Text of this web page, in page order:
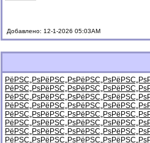
Добавлено: 12-1-2026 05:03AM
РёРЅС„РѕРёРЅС„РѕРёРЅС„РѕРёРЅС„Рѕ
РёРЅС„РѕРёРЅС„РѕРёРЅС„РѕРёРЅС„Рѕ
РёРЅС„РѕРёРЅС„РѕРёРЅС„РѕРёРЅС„Рѕ
РёРЅС„РѕРёРЅС„РѕРёРЅС„РѕРёРЅС„Рѕ
РёРЅС„РѕРёРЅС„РѕРёРЅС„РѕРёРЅС„Рѕ
РёРЅС„РѕРёРЅС„РѕРёРЅС„РѕРёРЅС„Рѕ
РёРЅС„РѕРёРЅС„РѕРёРЅС„РѕРёРЅС„Рѕ
РёРЅС„РѕРёРЅС„РѕРёРЅС„РѕРёРЅС„Рѕ